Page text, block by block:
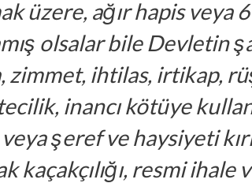
üzere, ağır hapis veya
olsalar bile Devletin
ihtilas, irtikap,
inancı kötüye
veya şeref ve haysiyeti
kaçakçılığı, resmi ihale